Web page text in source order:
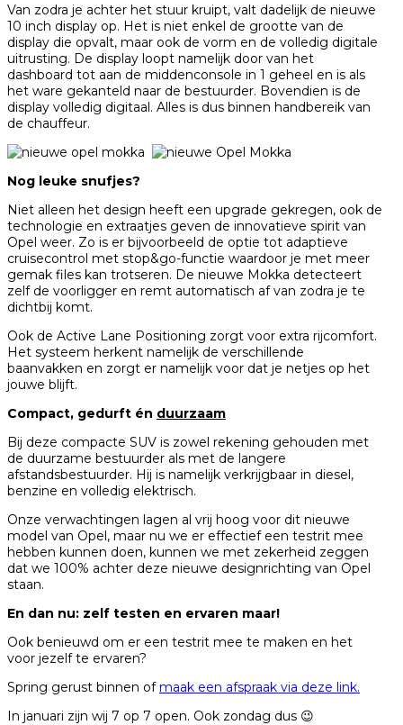
Van zodra je achter het stuur kruipt, valt dadelijk de nieuwe
10 inch display op. Het is niet enkel de grootte van de
display die opvalt, maar ook de vorm en de volledig digitale
uitrusting. De display loopt namelijk door van het
dashboard tot aan de middenconsole in 1 geheel en is als
het ware gekanteld naar de bestuurder. Bovendien is de
display volledig digitaal. Alles is dus binnen handbereik van
de chauffeur.
Nog leuke snufjes?
Niet alleen het design heeft een upgrade gekregen, ook de
technologie en extraatjes geven de innovatieve spirit van
Opel weer. Zo is er bijvoorbeeld de optie tot adaptieve
cruisecontrol met stop&go-functie waardoor je met meer
gemak files kan trotseren. De nieuwe Mokka detecteert
zelf de voorligger en remt automatisch af van zodra je te
dichtbij komt.
Ook de Active Lane Positioning zorgt voor extra rijcomfort.
Het systeem herkent namelijk de verschillende
baanvakken en zorgt er namelijk voor dat je netjes op het
jouwe blijft.
Compact, gedurft én duurzaam
Bij deze compacte SUV is zowel rekening gehouden met
de duurzame bestuurder als met de langere
afstandsbestuurder. Hij is namelijk verkrijgbaar in diesel,
benzine en volledig elektrisch.
Onze verwachtingen lagen al vrij hoog voor dit nieuwe
model van Opel, maar nu we er effectief een testrit mee
hebben kunnen doen, kunnen we met zekerheid zeggen
dat we 100% achter deze nieuwe designrichting van Opel
staan.
En dan nu: zelf testen en ervaren maar!
Ook benieuwd om er een testrit mee te maken en het
voor jezelf te ervaren?
Spring gerust binnen ofmaak een afspraak via deze link.
In januari zijn wij 7 op 7 open. Ook zondag dus 😉